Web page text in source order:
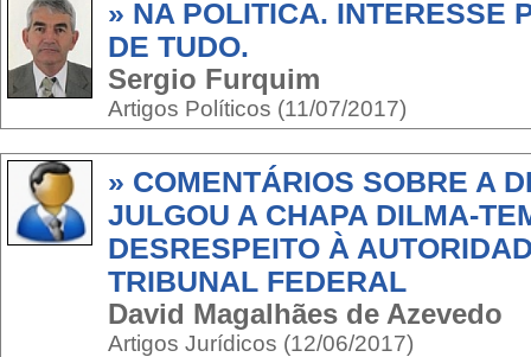
» NA POLITICA. INTERESSE
DE TUDO.
Sergio Furquim
Artigos Políticos (11/07/2017)
» COMENTÁRIOS SOBRE A
JULGOU A CHAPA DILMA-
DESRESPEITO À
TRIBUNAL FEDERAL
David Magalhães de Azevedo
Artigos Jurídicos (12/06/2017)